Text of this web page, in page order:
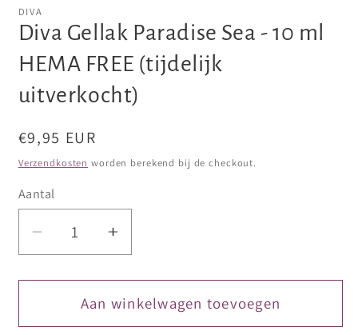
openen
in
modaal
DIVA
Diva Gellak Paradise Sea - 10 ml
HEMA FREE (tijdelijk
uitverkocht)
Normale
prijs
€9,95 EUR
Verzendkosten worden berekend bij de checkout.
Aantal
Aantal
verlagen
voor
Gellak
Aantal
verhogen
voor
Diva
Gellak
Aan winkelwagen toevoegen